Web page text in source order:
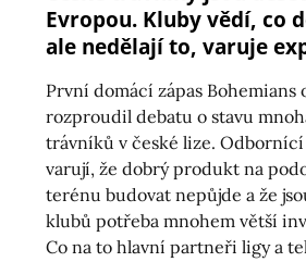
Evropou. Kluby vědí, co
ale nedělají to, varuje
První domácí zápas Bohemians
rozproudil debatu o stavu
trávníků v české lize.
varují, že dobrý produkt na
terénu budovat nepůjde a že
klubů potřeba mnohem větší
Co na to hlavní partneři ligy a